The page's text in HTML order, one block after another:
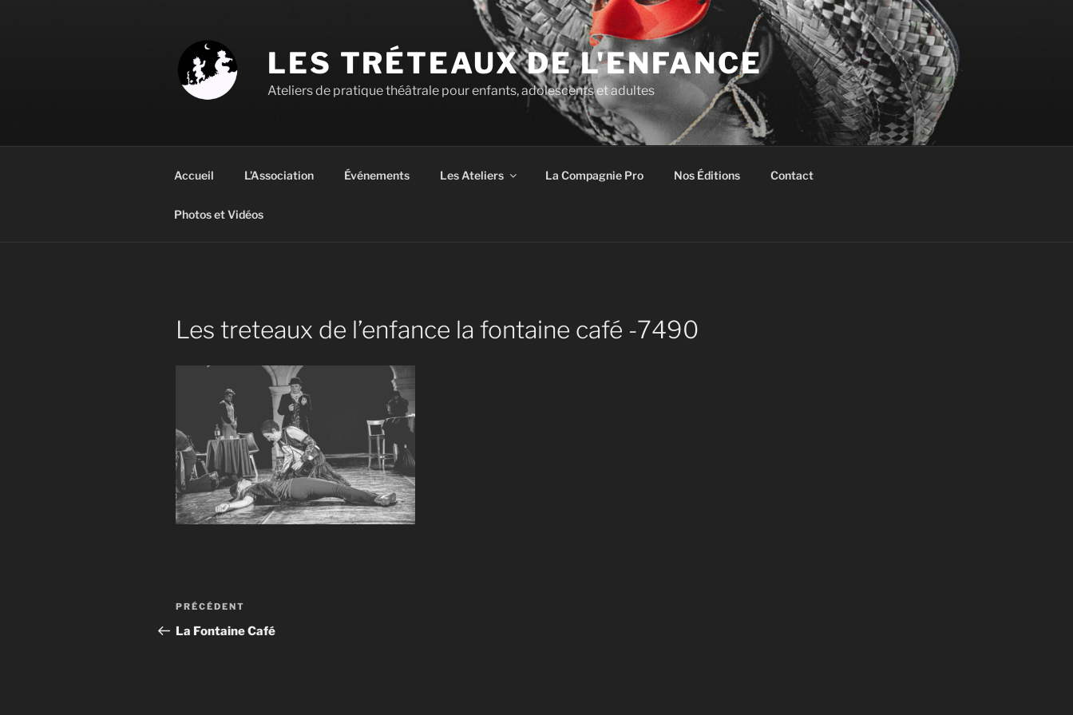
LES TRÉTEAUX DE L'ENFANCE
Ateliers de pratique théâtrale pour enfants, adolescents et adultes
Accueil L’Association Événements Les Ateliers La Compagnie Pro Nos Éditions Contact
Photos et Vidéos
Les treteaux de l’enfance la fontaine café -7490
Navigation
de
Article
précédent
PRÉCÉDENT
La Fontaine Café